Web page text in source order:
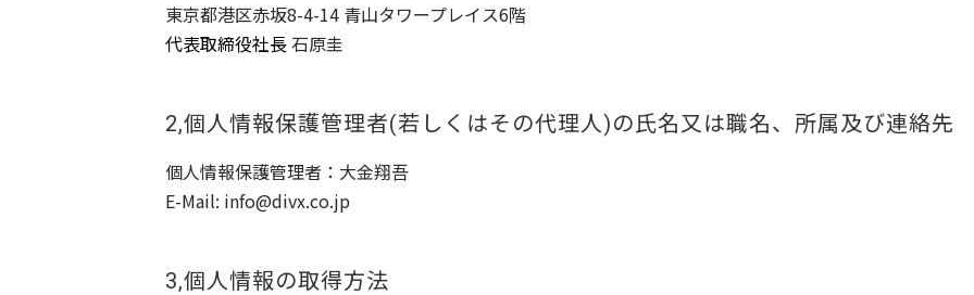
東京都港区赤坂8-4-14 青山タワープレイス6階
代表取締役社長石原圭
2,個人情報保護管理者(若しくはその代理人)の氏名又は職名、所属及び連絡先
個⼈情報保護管理者：⼤⾦翔吾
E-Mail: info@divx.co.jp
3,個人情報の取得方法